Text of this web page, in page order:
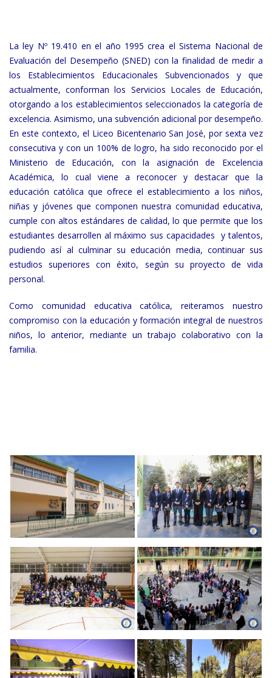
La ley Nº 19.410 en el año 1995 crea el Sistema Nacional de
Evaluación del Desempeño (SNED) con la finalidad de medir a
los Establecimientos Educacionales Subvencionados y que
actualmente, conforman los Servicios Locales de Educación,
otorgando a los establecimientos seleccionados la categoría de
excelencia. Asimismo, una subvención adicional por desempeño.
En este contexto, el Liceo Bicentenario San José, por sexta vez
consecutiva y con un 100% de logro, ha sido reconocido por el
Ministerio de Educación, con la asignación de Excelencia
Académica, lo cual viene a reconocer y destacar que la
educación católica que ofrece el establecimiento a los niños,
niñas y jóvenes que componen nuestra comunidad educativa,
cumple con altos estándares de calidad, lo que permite que los
estudiantes desarrollen al máximo sus capacidades y talentos,
pudiendo así al culminar su educación media, continuar sus
estudios superiores con éxito, según su proyecto de vida
personal.
Como comunidad educativa católica, reiteramos nuestro
compromiso con la educación y formación integral de nuestros
niños, lo anterior, mediante un trabajo colaborativo con la
familia.